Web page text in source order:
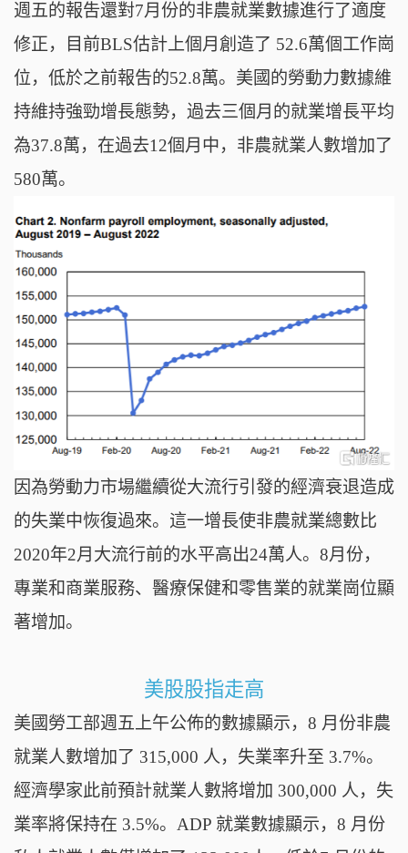
週五的報吿還對7月份的非農就業數據進行了適度
修正，目前BLS估計上個月創造了 52.6萬個工作崗
位，低於之前報吿的52.8萬。美國的勞動力數據維
持維持強勁增長態勢，過去三個月的就業增長平均
為37.8萬，在過去12個月中，非農就業人數增加了
580萬。
因為勞動力市場繼續從大流行引發的經濟衰退造成
的失業中恢復過來。這一增長使非農就業總數比
2020年2月大流行前的水平高出24萬人。8月份，
專業和商業服務、醫療保健和零售業的就業崗位顯
著增加。
美股股指走高
美國勞工部週五上午公佈的數據顯示，8 月份非農
就業人數增加了 315,000 人，失業率升至 3.7%。
經濟學家此前預計就業人數將增加 300,000 人，失
業率將保持在 3.5%。 ADP 就業數據顯示，8 月份